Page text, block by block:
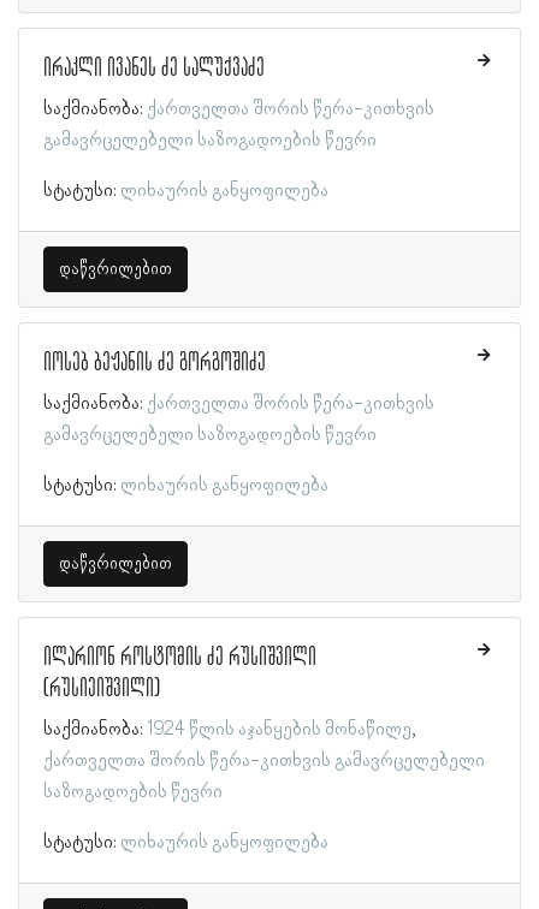
ირაკლი ივანეს ძე სალუქვაძე
საქმიანობა: ქართველთა შორის წერა-კითხვის
გამავრცელებელი საზოგადოების წევრი
სტატუსი: ლიხაურის განყოფილება
დაწვრილებით
იოსებ ბეჟანის ძე გორგოშიძე
საქმიანობა: ქართველთა შორის წერა-კითხვის
გამავრცელებელი საზოგადოების წევრი
სტატუსი: ლიხაურის განყოფილება
დაწვრილებით
ილარიონ როსტომის ძე რუსიშვილი
(რუსიეიშვილი)
საქმიანობა: 1924 წლის აჯანყების მონაწილე
ქართველთა შორის წერა-კითხვის გამავრცელებელი
საზოგადოების წევრი
სტატუსი: ლიხაურის განყოფილება